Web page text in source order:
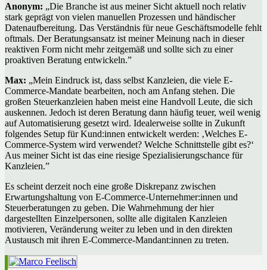
Anonym: „Die Branche ist aus meiner Sicht aktuell noch relativ
stark geprägt von vielen manuellen Prozessen und händischer
Datenaufbereitung. Das Verständnis für neue Geschäftsmodelle fehlt
oftmals. Der Beratungsansatz ist meiner Meinung nach in dieser
reaktiven Form nicht mehr zeitgemäß und sollte sich zu einer
proaktiven Beratung entwickeln.”
Max: „Mein Eindruck ist, dass selbst Kanzleien, die viele E-
Commerce-Mandate bearbeiten, noch am Anfang stehen. Die
großen Steuerkanzleien haben meist eine Handvoll Leute, die sich
auskennen. Jedoch ist deren Beratung dann häufig teuer, weil wenig
auf Automatisierung gesetzt wird. Idealerweise sollte in Zukunft
folgendes Setup für Kund:innen entwickelt werden: ‚Welches E-
Commerce-System wird verwendet? Welche Schnittstelle gibt es?‘
Aus meiner Sicht ist das eine riesige Spezialisierungschance für
Kanzleien.”
Es scheint derzeit noch eine große Diskrepanz zwischen
Erwartungshaltung von E-Commerce-Unternehmer:innen und
Steuerberatungen zu geben. Die Wahrnehmung der hier
dargestellten Einzelpersonen, sollte alle digitalen Kanzleien
motivieren, Veränderung weiter zu leben und in den direkten
Austausch mit ihren E-Commerce-Mandant:innen zu treten.